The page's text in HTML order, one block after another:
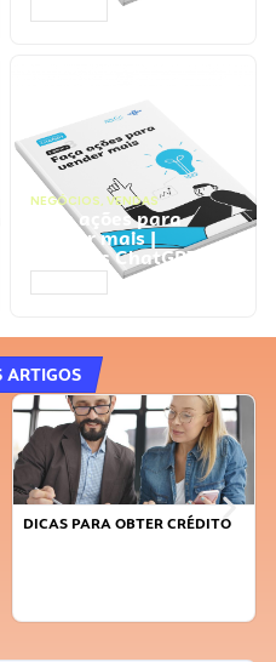
NEGÓCIOS, VENDAS
Faça ações para
vender mais |
Prompts ChatGPT
ARTIGOS
FAÇA A DIFERENÇA: SEJA